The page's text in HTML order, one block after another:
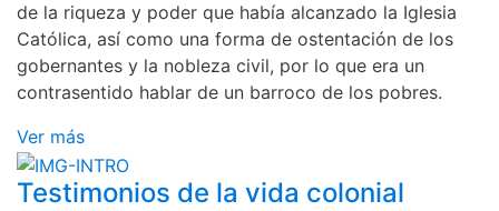
de la riqueza y poder que había alcanzado la Iglesia
Católica, así como una forma de ostentación de los
gobernantes y la nobleza civil, por lo que era un
contrasentido hablar de un barroco de los pobres.
Ver más
Testimonios de la vida colonial